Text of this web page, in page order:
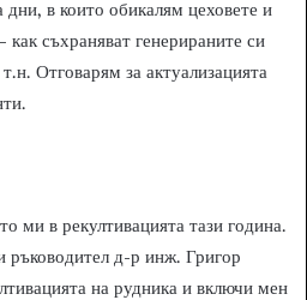
в които обикалям цеховете и
как съхраняват генерираните си
Отговарям за актуализацията
ми в рекултивацията тази година.
д-р инж. Григор
на рудника и включи мен